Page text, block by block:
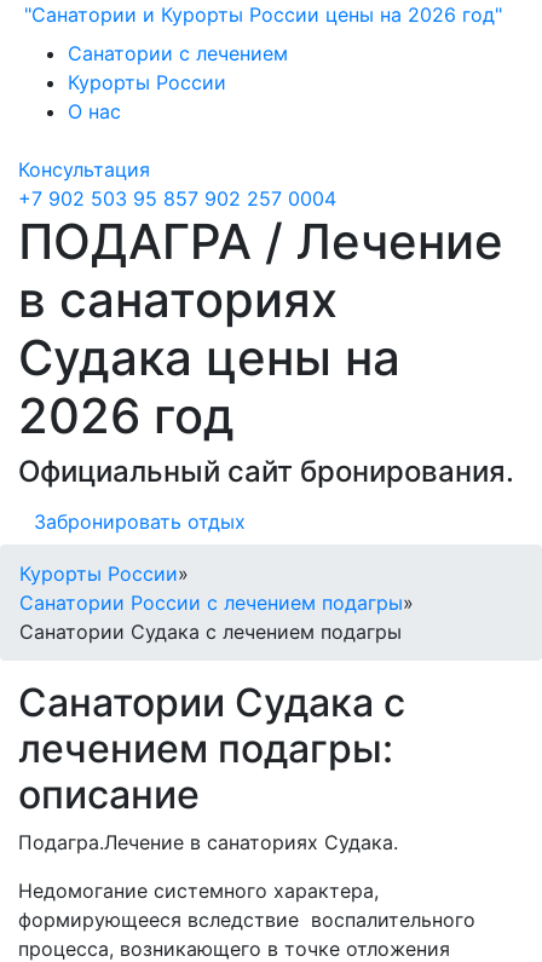
"Санатории и Курорты России цены на 2026 год"
Санатории с лечением
Курорты России
О нас
Консультация
+7 902 503 95 857 902 257 0004
ПОДАГРА / Лечение
в санаториях
Судака цены на
2026 год
Официальный сайт бронирования.
Забронировать отдых
Курорты России»
Санатории России с лечением подагры»
Санатории Судака с лечением подагры
Санатории Судака с
лечением подагры:
описание
Подагра.Лечение в санаториях Судака.
Недомогание системного характера,
формирующееся вследствие воспалительного
процесса, возникающего в точке отложения